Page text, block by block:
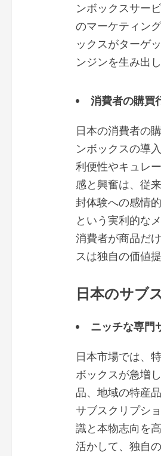
ンボックスサー
のマーケティン
ックスがターゲ
ンジンを生み出
消費者の購買
日本の消費者の
ンボックスの導
利便性やキュレ
感と興奮は、従
封体験への感情
という実利的な
消費者が商品だ
スは独自の価値
日本のサブ
ニッチな専門
日本市場では、
ボックスが急増
品、地域の特産
サブスクリプシ
識と本物志向を
活かして、独自